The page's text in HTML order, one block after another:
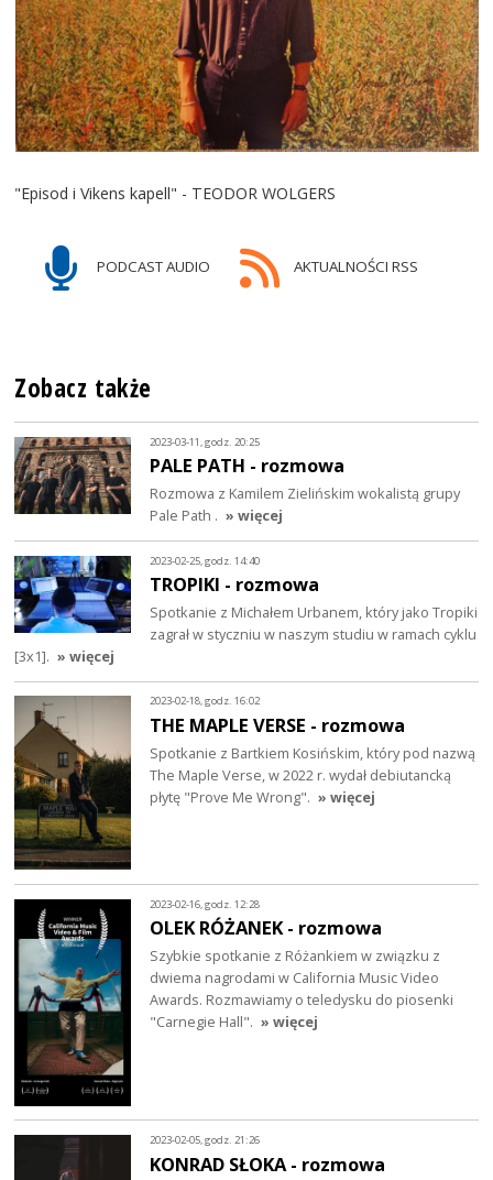
"Episod i Vikens kapell" - TEODOR WOLGERS
PODCAST AUDIO AKTUALNOŚCI RSS
Zobacz także
2023-03-11, godz. 20:25
PALE PATH - rozmowa
Rozmowa z Kamilem Zielińskim wokalistą grupy
Pale Path . » więcej
2023-02-25, godz. 14:40
TROPIKI - rozmowa
Spotkanie z Michałem Urbanem, który jako Tropiki
zagrał w styczniu w naszym studiu w ramach cyklu
[3x1]. » więcej
2023-02-18, godz. 16:02
THE MAPLE VERSE - rozmowa
Spotkanie z Bartkiem Kosińskim, który pod nazwą
The Maple Verse, w 2022 r. wydał debiutancką
płytę "Prove Me Wrong". » więcej
2023-02-16, godz. 12:28
OLEK RÓŻANEK - rozmowa
Szybkie spotkanie z Różankiem w związku z
dwiema nagrodami w California Music Video
Awards. Rozmawiamy o teledysku do piosenki
"Carnegie Hall". » więcej
2023-02-05, godz. 21:26
KONRAD SŁOKA - rozmowa